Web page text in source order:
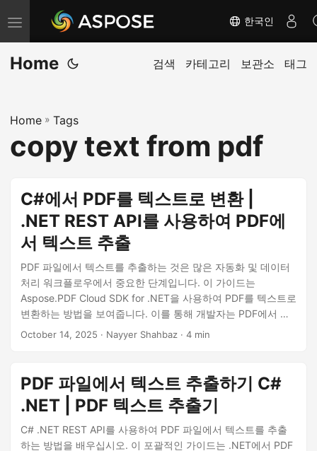
내
비
게
전
환
한국인
Home 검색 카테고리 보관소 태그
Home » Tags
copy text from pdf
C#에서 PDF를 텍스트로 변환 |
.NET REST API를 사용하여 PDF에
서 텍스트 추출
PDF 파일에서 텍스트를 추출하는 것은 많은 자동화 및 데이터
처리 워크플로우에서 중요한 단계입니다. 이 가이드는
Aspose.PDF Cloud SDK for .NET을 사용하여 PDF를 텍스트로
변환하는 방법을 보여줍니다. 이를 통해 개발자는 PDF에서 텍
스트를 쉽게 복사하고, PDF를 TXT 변환기로 구축하며, 스캔한
October 14, 2025 · Nayyer Shahbaz · 4 min
PDF 파일에서 텍스트 추출하기 C#
.NET | PDF 텍스트 추출기
C# .NET REST API를 사용하여 PDF 파일에서 텍스트를 추출
하는 방법을 배우십시오. 이 포괄적인 가이드는 .NET에서 PDF